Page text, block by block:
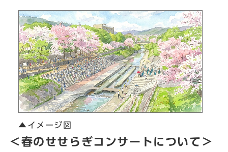
▲イメージ図
＜春のせせらぎコンサートについて＞